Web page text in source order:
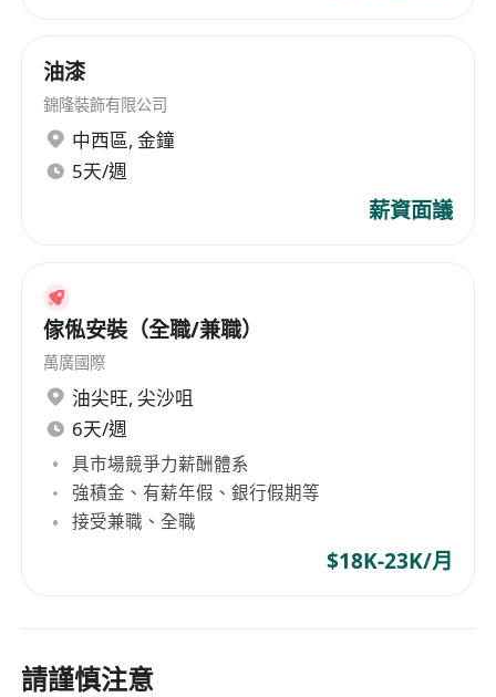
油漆
錦隆裝飾有限公司
中西區, 金鐘
5天/週
薪資面議
傢俬安裝（全職/兼職）
萬廣國際
油尖旺, 尖沙咀
6天/週
具市場競爭力薪酬體系
強積金、有薪年假、銀行假期等
接受兼職、全職
$18K-23K/月
請謹慎注意